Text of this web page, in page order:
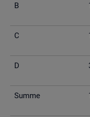
B
C
D
Summe